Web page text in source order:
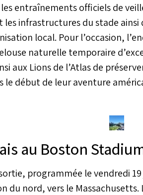
les entraînements officiels de
les infrastructures du stade
local. Pour l’occasion,
naturelle temporaire
aux Lions de l’Atlas de
le début de leur aventure
au Boston
programmée le vendredi 19
du nord, vers le